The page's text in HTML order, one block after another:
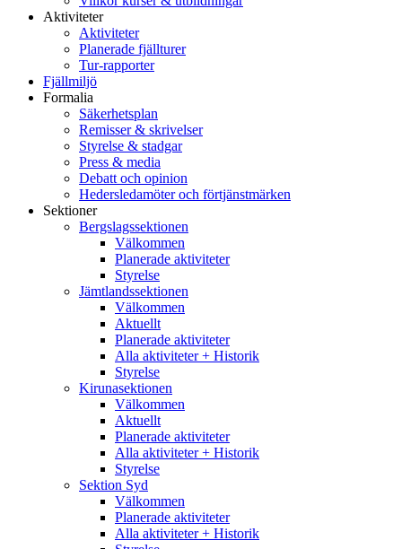
Aktiviteter
Aktiviteter
Planerade fjällturer
Tur-rapporter
Fjällmiljö
Formalia
Säkerhetsplan
Remisser & skrivelser
Styrelse & stadgar
Press & media
Debatt och opinion
Hedersledamöter och förtjänstmärken
Sektioner
Bergslagssektionen
Välkommen
Planerade aktiviteter
Styrelse
Jämtlandssektionen
Välkommen
Aktuellt
Planerade aktiviteter
Alla aktiviteter + Historik
Styrelse
Kirunasektionen
Välkommen
Aktuellt
Planerade aktiviteter
Alla aktiviteter + Historik
Styrelse
Sektion Syd
Välkommen
Planerade aktiviteter
Alla aktiviteter + Historik